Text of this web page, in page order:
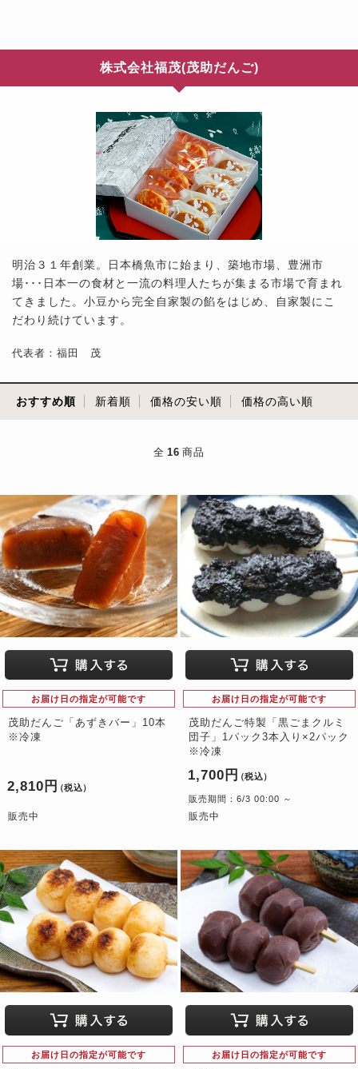
株式会社福茂(茂助だんご)
明治３１年創業。日本橋魚市に始まり、築地市場、豊洲市
場･･･日本一の食材と一流の料理人たちが集まる市場で育まれ
てきました。小豆から完全自家製の餡をはじめ、自家製にこ
だわり続けています。
代表者：福田 茂
おすすめ順 新着順 価格の安い順 価格の高い順
全 16 商品
お届け日の指定が可能です
茂助だんご「あずきバー」10本
※冷凍
2,810円 （税込）
販売中
お届け日の指定が可能です
茂助だんご特製「黒ごまクルミ
団子」1パック3本入り×2パック
※冷凍
1,700円 （税込）
販売期間：6/3 00:00 ～
販売中
お届け日の指定が可能です お届け日の指定が可能です